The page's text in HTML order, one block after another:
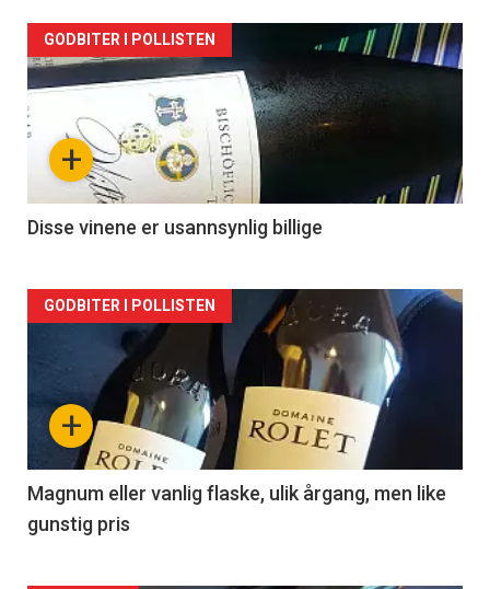
Forsiden
akkurat
nå
2
+
GODBITER I POLLISTEN
Disse vinene er usannsynlig billige
Forsiden
akkurat
nå
3
+
GODBITER I POLLISTEN
Magnum eller vanlig flaske, ulik årgang, men like
gunstig pris